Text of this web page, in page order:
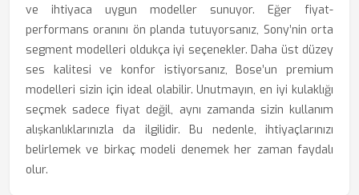
ve ihtiyaca uygun modeller sunuyor. Eğer fiyat-
performans oranını ön planda tutuyorsanız, Sony’nin orta
segment modelleri oldukça iyi seçenekler. Daha üst düzey
ses kalitesi ve konfor istiyorsanız, Bose’un premium
modelleri sizin için ideal olabilir. Unutmayın, en iyi kulaklığı
seçmek sadece fiyat değil, aynı zamanda sizin kullanım
alışkanlıklarınızla da ilgilidir. Bu nedenle, ihtiyaçlarınızı
belirlemek ve birkaç modeli denemek her zaman faydalı
olur.